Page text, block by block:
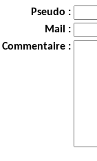
Pseudo :
Mail :
Commentaire :